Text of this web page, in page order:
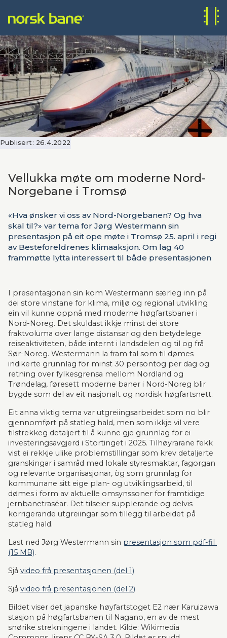
Publisert: 26.4.2022
Vellukka møte om moderne Nord-
Norgebane i Tromsø
«Hva ønsker vi oss av Nord-Norgebanen? Og hva
skal til?» var tema for Jørg Westermann sin
presentasjon på eit ope møte i Tromsø 25. april i regi
av Besteforeldrenes klimaaksjon. Om lag 40
frammøtte lytta interessert til både presentasjonen
leder av Arktisk jernbaneforum, Agnete Masternes
Hanssen.
I presentasjonen sin kom Westermann særleg inn på
dei store vinstane for klima, miljø og regional utvikling
ein vil kunne oppnå med moderne høgfartsbaner i
Nord-Noreg. Det skuldast ikkje minst dei store
fraktvoluma over lange distansar og den betydelege
reiseaktiviteten, både internt i landsdelen og til og frå
Sør-Noreg. Westermann la fram tal som til dømes
indikerte grunnlag for minst 30 persontog per dag og
retning over fylkesgrensa mellom Nordland og
Trøndelag, føresett moderne baner i Nord-Noreg blir
bygde som del av eit nasjonalt og nordisk høgfartsnett.
Eit anna viktig tema var utgreiingsarbeidet som no blir
gjennomført på statleg hald, men som ikkje vil vere
tilstrekkeg detaljert til å kunne gje grunnlag for ei
investeringsavgjerd i Stortinget i 2025. Tilhøyrarane fekk
vist ei rekkje ulike problemstillingar som krev detaljerte
granskingar i samråd med lokale styresmaktar, fagorgan
og relevante organisasjonar, òg som grunnlag for
kommunane sitt eige plan- og utviklingsarbeid, til
dømes i form av aktuelle omsynssoner for framtidige
jernbanetraséar. Det tilseier supplerande og delvis
korrigerande utgreiingar som tillegg til arbeidet på
statleg hald.
Last ned Jørg Westermann sin presentasjon som pdf-fil
(15 MB).
Sjå video frå presentasjonen (del 1)
Sjå video frå presentasjonen (del 2)
Bildet viser det japanske høyfartstoget E2 nær Karuizawa
stasjon på høgfartsbanen til Nagano, en av de mest
snørike strekningene i landet. Kilde: Wikimedia